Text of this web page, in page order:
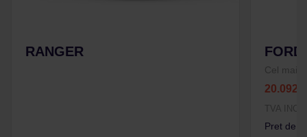
RANGER
Cel mai
20.092 €
TVA
Pret de